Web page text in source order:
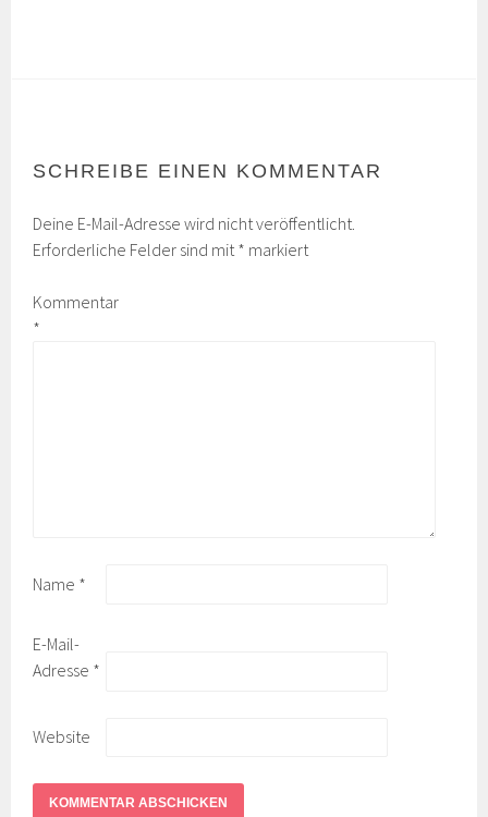
SCHREIBE EINEN KOMMENTAR
Deine E-Mail-Adresse wird nicht veröffentlicht.
Erforderliche Felder sind mit * markiert
Kommentar
*
Name *
E-Mail-
Adresse *
Website